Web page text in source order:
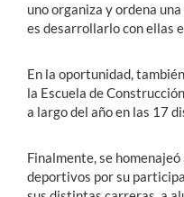
uno organiza y ordena
es desarrollarlo con ellas
En la oportunidad,
la Escuela de
a largo del año en las 17
Finalmente, se
deportivos por su